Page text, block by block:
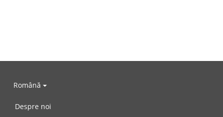
Română
Despre noi